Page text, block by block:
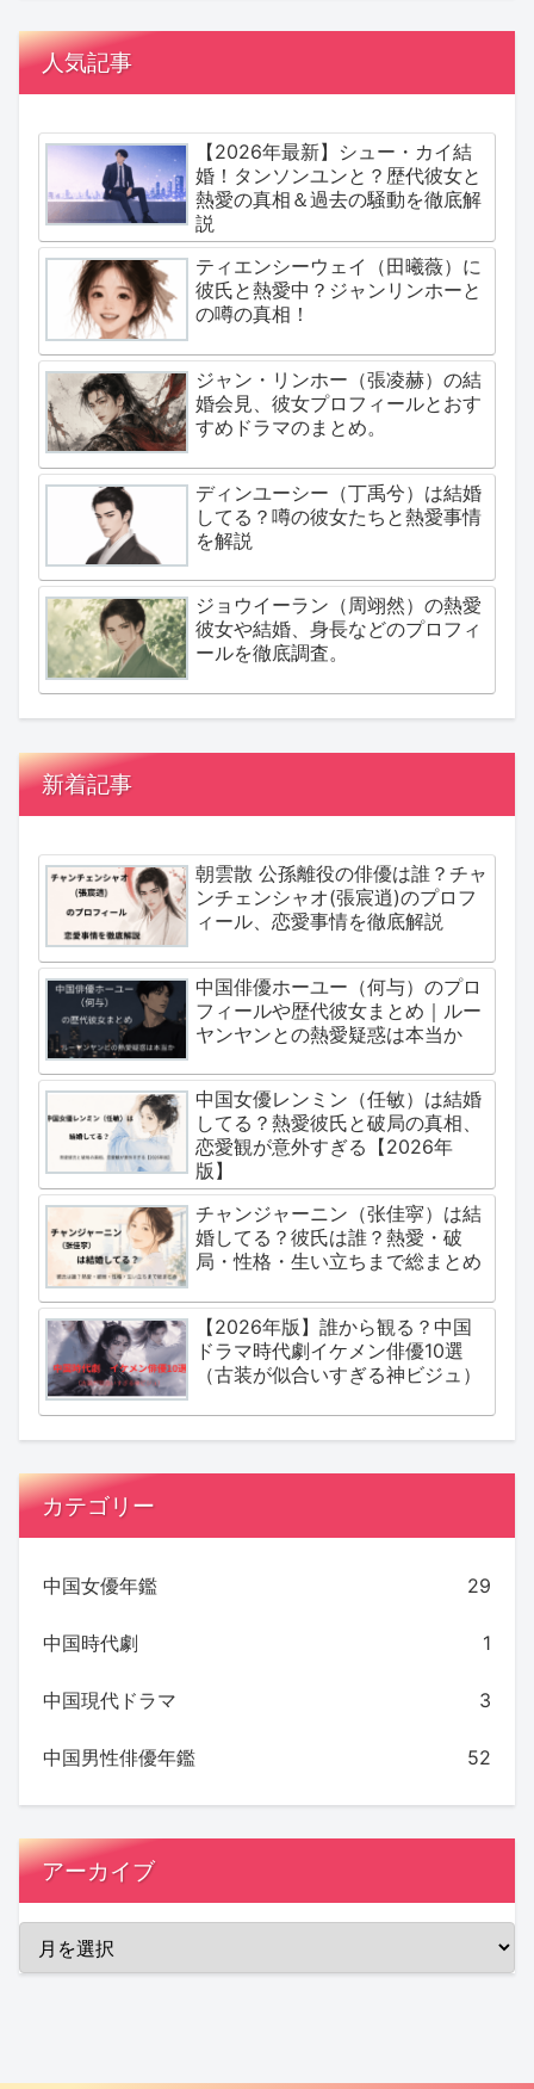
人気記事
【2026年最新】シュー・カイ結
婚！タンソンユンと？歴代彼女と
熱愛の真相＆過去の騒動を徹底解
説
ティエンシーウェイ（田曦薇）に
彼氏と熱愛中？ジャンリンホーと
の噂の真相！
ジャン・リンホー（張凌赫）の結
婚会見、彼女プロフィールとおす
すめドラマのまとめ。
ディンユーシー（丁禹兮）は結婚
してる？噂の彼女たちと熱愛事情
を解説
ジョウイーラン（周翊然）の熱愛
彼女や結婚、身長などのプロフィ
ールを徹底調査。
新着記事
朝雲散 公孫離役の俳優は誰？チャ
ンチェンシャオ(張宸逍)のプロフ
ィール、恋愛事情を徹底解説
中国俳優ホーユー（何与）のプロ
フィールや歴代彼女まとめ｜ルー
ヤンヤンとの熱愛疑惑は本当か
中国女優レンミン（任敏）は結婚
してる？熱愛彼氏と破局の真相、
恋愛観が意外すぎる【2026年
版】
チャンジャーニン（张佳寜）は結
婚してる？彼氏は誰？熱愛・破
局・性格・生い立ちまで総まとめ
【2026年版】誰から観る？中国
ドラマ時代劇イケメン俳優10選
（古装が似合いすぎる神ビジュ）
カテゴリー
中国女優年鑑 29
中国時代劇 1
中国現代ドラマ 3
中国男性俳優年鑑 52
アーカイブ